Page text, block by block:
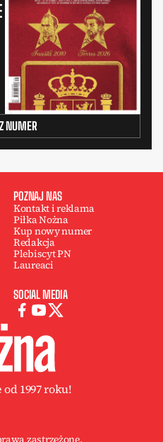
NUMER
POZNAJ NAS
Kontakt i reklama
Piłka Nożna
Kup nowy numer
Redakcja
Plebiscyt PN
Laureaci
SOCIAL MEDIA
1997 roku!
zastrzeżone.